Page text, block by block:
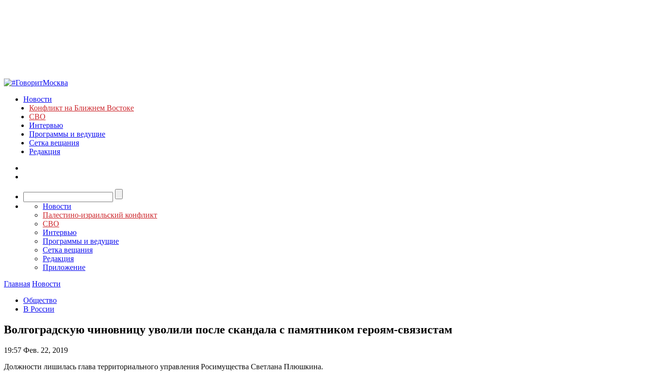
Новости
Конфликт на Ближнем Востоке
СВО
Интервью
Программы и ведущие
Сетка вещания
Редакция
Новости
Палестино-израильский конфликт
СВО
Интервью
Программы и ведущие
Сетка вещания
Редакция
Приложение
Главная Новости
Общество
В России
Волгоградскую чиновницу уволили после скандала с памятником героям-связистам
19:57 Фев. 22, 2019
Должности лишилась глава территориального управления Росимущества Светлана Плюшкина.